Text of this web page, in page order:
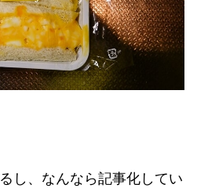
し、なんなら記事化してい